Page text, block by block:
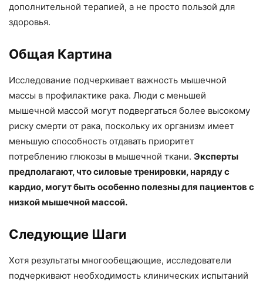
дополнительной терапией, а не просто пользой для
здоровья.
Общая Картина
Исследование подчеркивает важность мышечной
массы в профилактике рака. Люди с меньшей
мышечной массой могут подвергаться более высокому
риску смерти от рака, поскольку их организм имеет
меньшую способность отдавать приоритет
потреблению глюкозы в мышечной ткани. Эксперты
предполагают, что силовые тренировки, наряду с
кардио, могут быть особенно полезны для пациентов с
низкой мышечной массой.
Следующие Шаги
Хотя результаты многообещающие, исследователи
подчеркивают необходимость клинических испытаний